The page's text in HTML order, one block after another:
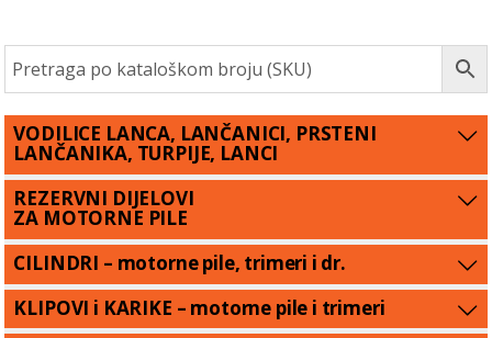
VODILICE LANCA, LANČANICI, PRSTENI
LANČANIKA, TURPIJE, LANCI
REZERVNI DIJELOVI
ZA MOTORNE PILE
CILINDRI – motorne pile, trimeri i dr.
KLIPOVI i KARIKE – motorne pile i trimeri